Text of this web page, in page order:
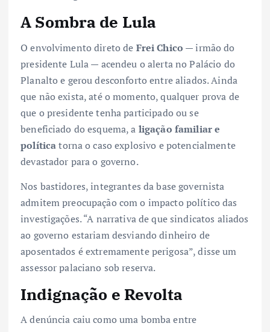
A Sombra de Lula
O envolvimento direto de Frei Chico — irmão do
presidente Lula — acendeu o alerta no Palácio do
Planalto e gerou desconforto entre aliados. Ainda
que não exista, até o momento, qualquer prova de
que o presidente tenha participado ou se
beneficiado do esquema, a ligação familiar e
políticatorna o caso explosivo e potencialmente
devastador para o governo.
Nos bastidores, integrantes da base governista
admitem preocupação com o impacto político das
investigações. “A narrativa de que sindicatos aliados
ao governo estariam desviando dinheiro de
aposentados é extremamente perigosa”, disse um
assessor palaciano sob reserva.
Indignação e Revolta
A denúncia caiu como uma bomba entre